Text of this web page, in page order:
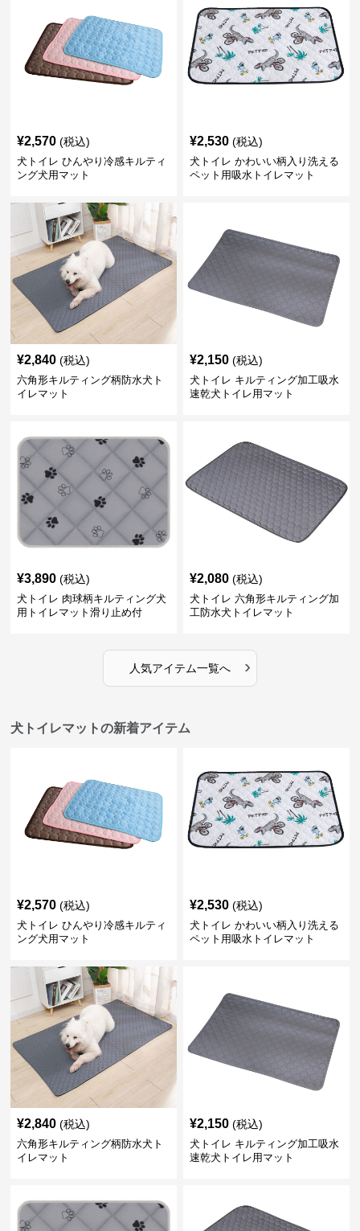
¥2,570 (税込)
犬トイレ ひんやり冷感キルティ
ング犬用マット
¥2,530 (税込)
犬トイレ かわいい柄入り洗える
ペット用吸水トイレマット
¥2,840 (税込)
六角形キルティング柄防水犬ト
イレマット
¥2,150 (税込)
犬トイレ キルティング加工吸水
速乾犬トイレ用マット
¥3,890 (税込)
犬トイレ 肉球柄キルティング犬
用トイレマット滑り止め付
¥2,080 (税込)
犬トイレ 六角形キルティング加
工防水犬トイレマット
人気アイテム一覧へ ›
犬トイレマットの新着アイテム
¥2,570 (税込)
犬トイレ ひんやり冷感キルティ
ング犬用マット
¥2,530 (税込)
犬トイレ かわいい柄入り洗える
ペット用吸水トイレマット
¥2,840 (税込)
六角形キルティング柄防水犬ト
イレマット
¥2,150 (税込)
犬トイレ キルティング加工吸水
速乾犬トイレ用マット